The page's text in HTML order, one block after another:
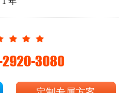
2920-3080